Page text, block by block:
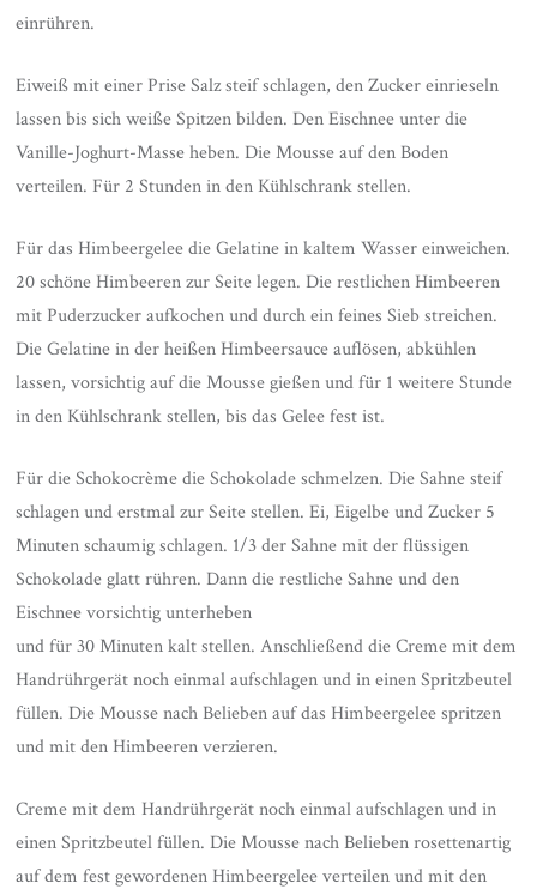
einrühren.
Eiweiß mit einer Prise Salz steif schlagen, den Zucker einrieseln
lassen bis sich weiße Spitzen bilden. Den Eischnee unter die
Vanille-Joghurt-Masse heben. Die Mousse auf den Boden
verteilen. Für 2 Stunden in den Kühlschrank stellen.
Für das Himbeergelee die Gelatine in kaltem Wasser einweichen.
20 schöne Himbeeren zur Seite legen. Die restlichen Himbeeren
mit Puderzucker aufkochen und durch ein feines Sieb streichen.
Die Gelatine in der heißen Himbeersauce auflösen, abkühlen
lassen, vorsichtig auf die Mousse gießen und für 1 weitere Stunde
in den Kühlschrank stellen, bis das Gelee fest ist.
Für die Schokocrème die Schokolade schmelzen. Die Sahne steif
schlagen und erstmal zur Seite stellen. Ei, Eigelbe und Zucker 5
Minuten schaumig schlagen. 1/3 der Sahne mit der flüssigen
Schokolade glatt rühren. Dann die restliche Sahne und den
Eischnee vorsichtig unterheben
und für 30 Minuten kalt stellen. Anschließend die Creme mit dem
Handrührgerät noch einmal aufschlagen und in einen Spritzbeutel
füllen. Die Mousse nach Belieben auf das Himbeergelee spritzen
und mit den Himbeeren verzieren.
Creme mit dem Handrührgerät noch einmal aufschlagen und in
einen Spritzbeutel füllen. Die Mousse nach Belieben rosettenartig
auf dem fest gewordenen Himbeergelee verteilen und mit den